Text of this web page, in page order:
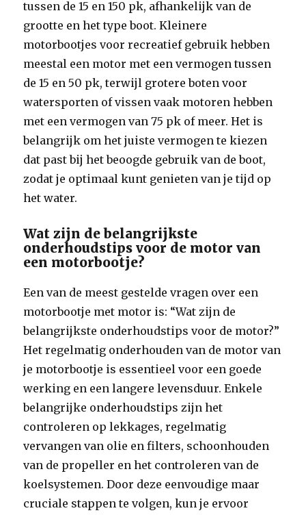
tussen de 15 en 150 pk, afhankelijk van de
grootte en het type boot. Kleinere
motorbootjes voor recreatief gebruik hebben
meestal een motor met een vermogen tussen
de 15 en 50 pk, terwijl grotere boten voor
watersporten of vissen vaak motoren hebben
met een vermogen van 75 pk of meer. Het is
belangrijk om het juiste vermogen te kiezen
dat past bij het beoogde gebruik van de boot,
zodat je optimaal kunt genieten van je tijd op
het water.
Wat zijn de belangrijkste
onderhoudstips voor de motor van
een motorbootje?
Een van de meest gestelde vragen over een
motorbootje met motor is: “Wat zijn de
belangrijkste onderhoudstips voor de motor?”
Het regelmatig onderhouden van de motor van
je motorbootje is essentieel voor een goede
werking en een langere levensduur. Enkele
belangrijke onderhoudstips zijn het
controleren op lekkages, regelmatig
vervangen van olie en filters, schoonhouden
van de propeller en het controleren van de
koelsystemen. Door deze eenvoudige maar
cruciale stappen te volgen, kun je ervoor